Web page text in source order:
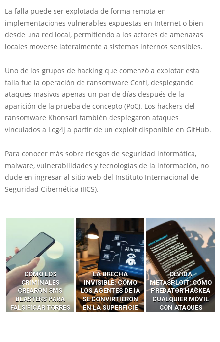
La falla puede ser explotada de forma remota en
implementaciones vulnerables expuestas en Internet o bien
desde una red local, permitiendo a los actores de amenazas
locales moverse lateralmente a sistemas internos sensibles.
Uno de los grupos de hacking que comenzó a explotar esta
falla fue la operación de ransomware Conti, desplegando
ataques masivos apenas un par de días después de la
aparición de la prueba de concepto (PoC). Los hackers del
ransomware Khonsari también desplegaron ataques
vinculados a Log4j a partir de un exploit disponible en GitHub.
Para conocer más sobre riesgos de seguridad informática,
malware, vulnerabilidades y tecnologías de la información, no
dude en ingresar al sitio web del Instituto Internacional de
Seguridad Cibernética (IICS).
LA BRECHA
INVISIBLE: CÓMO
LOS AGENTES DE IA
SE CONVIRTIERON
EN LA SUPERFICIE
OLVIDA
METASPLOIT: CÓMO
PREDATOR HACKEA
CUALQUIER MÓVIL
CON ATAQUES
CÓMO LOS HACKERS
INTERCEPTAN OTPS
Y LLAMADAS
MÓVILES SIN
‘HACKEAR’ — EL